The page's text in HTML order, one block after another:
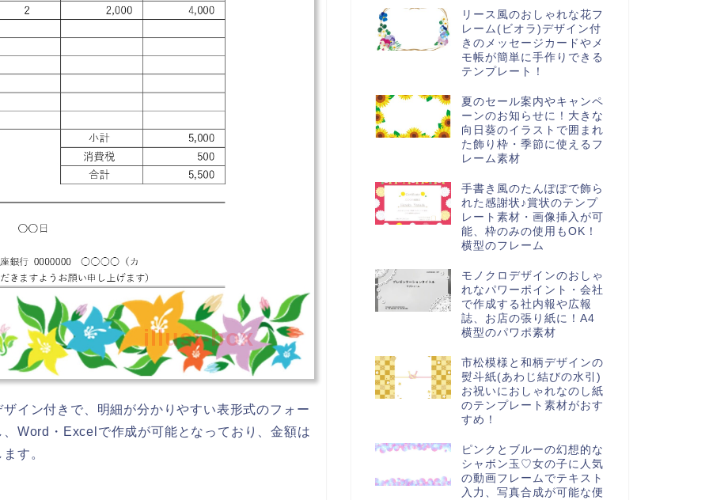
illust-box
イン付きで、明細が分かりやすい表形式のフォー
Word・Excelで作成が可能となっており、金額は
す。
リース風のおしゃれな花フ
レーム(ビオラ)デザイン付
きのメッセージカードやメ
モ帳が簡単に手作りできる
テンプレート！
夏のセール案内やキャンペ
ーンのお知らせに！大きな
向日葵のイラストで囲まれ
た飾り枠・季節に使えるフ
レーム素材
手書き風のたんぽぽで飾ら
れた感謝状♪賞状のテンプ
レート素材・画像挿入が可
能、枠のみの使用もOK！
横型のフレーム
モノクロデザインのおしゃ
れなパワーポイント・会社
で作成する社内報や広報
誌、お店の張り紙に！A4
横型のパワポ素材
市松模様と和柄デザインの
熨斗紙(あわじ結びの水引)
お祝いにおしゃれなのし紙
のテンプレート素材がおす
すめ！
ピンクとブルーの幻想的な
シャボン玉♡女の子に人気
の動画フレームでテキスト
入力、写真合成が可能な便